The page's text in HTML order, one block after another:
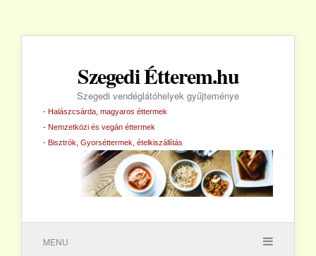
Szegedi Étterem.hu
Szegedi vendéglátóhelyek gyűjteménye
- Halászcsárda, magyaros éttermek
- Nemzetközi és vegán éttermek
- Bisztrók, Gyorséttermek, ételkiszállítás
MENU